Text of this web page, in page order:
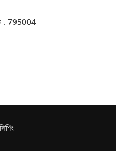
: 795004